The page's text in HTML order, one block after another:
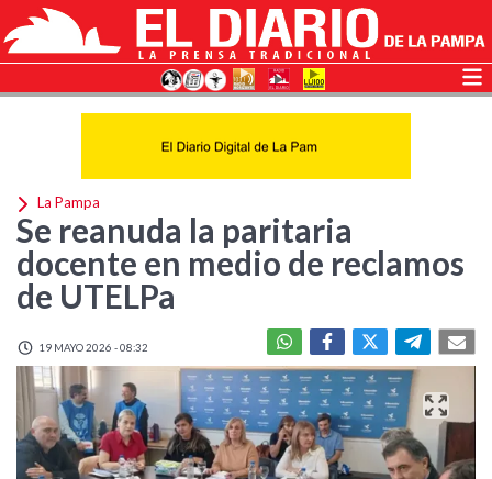
La Pampa
Se reanuda la paritaria
docente en medio de reclamos
de UTELPa
19 MAYO 2026 - 08:32